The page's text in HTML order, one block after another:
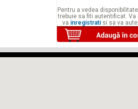
Pentru a vedea
trebuie sa fiti autentificat. Va
va inregistrati si sa va